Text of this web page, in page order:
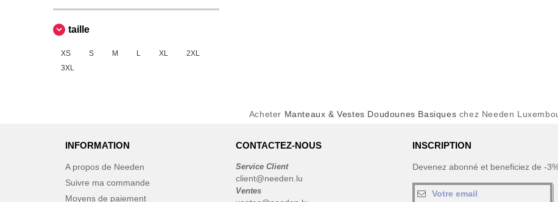
taille
XS S M L XL
2XL
3XL
Acheter Manteaux & Vestes Doudounes Basiques chez Needen
INFORMATION
A propos de Needen
Suivre ma commande
Moyens de paiement
CONTACTEZ-NOUS
Service Client
client@needen.lu
Ventes
INSCRIPTION
Devenez abonné et beneficiez de -